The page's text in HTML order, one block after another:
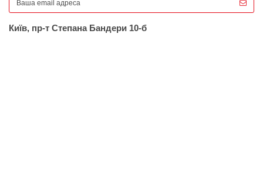
Київ, пр-т Степана Бандери 10-б